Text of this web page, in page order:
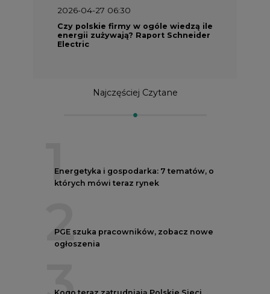
2026-04-27 06:30
Czy polskie firmy w ogóle wiedzą ile
energii zużywają? Raport Schneider
Electric
Najczęściej Czytane
1
Energetyka i gospodarka: 7 tematów, o
których mówi teraz rynek
2
PGE szuka pracowników, zobacz nowe
ogłoszenia
Kogo teraz zatrudniają Polskie Sieci